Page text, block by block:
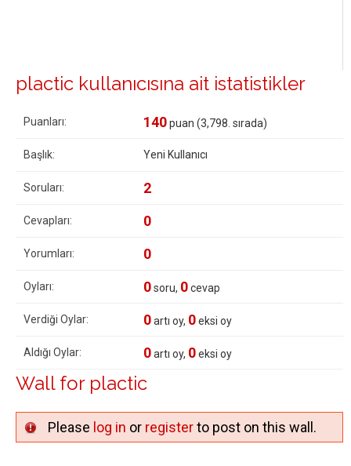
plactic kullanıcısına ait istatistikler
Puanları: 140puan (3,798 . sırada)
Başlık: Yeni Kullanıcı
Soruları: 2
Cevapları: 0
Yorumları: 0
Oyları: 0soru, 0cevap
Verdiği Oylar: 0artı oy, 0eksi oy
Aldığı Oylar: 0artı oy, 0eksi oy
Wall for plactic
Please log in or registerto post on this wall.